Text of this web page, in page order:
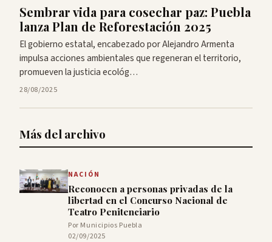
Sembrar vida para cosechar paz: Puebla
lanza Plan de Reforestación 2025
El gobierno estatal, encabezado por Alejandro Armenta
impulsa acciones ambientales que regeneran el territorio,
promueven la justicia ecológ…
28/08/2025
Más del archivo
NACIÓN
Reconocen a personas privadas de la
libertad en el Concurso Nacional de
Teatro Penitenciario
Por Municipios Puebla
02/09/2025